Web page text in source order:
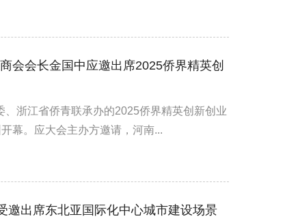
会会长金国中应邀出席2025侨界精英创
浙江省侨青联承办的2025侨界精英创新创业
幕。应大会主办方邀请，河南...
邀出席东北亚国际化中心城市建设场景